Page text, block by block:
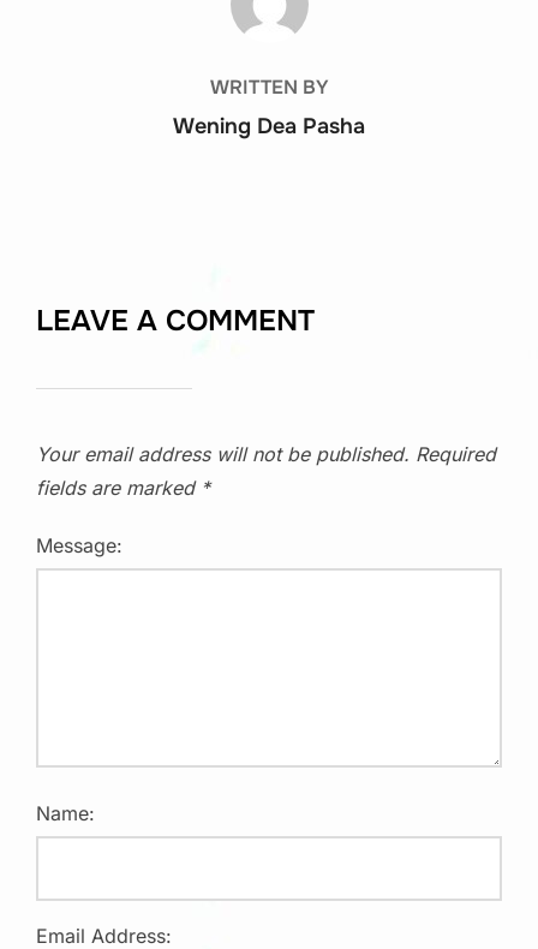
WRITTEN BY
Wening Dea Pasha
LEAVE A COMMENT
Your email address will not be published. Required
fields are marked *
Message:
Name:
Email Address: